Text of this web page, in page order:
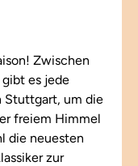
Zwischen
es jede
Stuttgart, um die
freiem Himmel
die neuesten
zur